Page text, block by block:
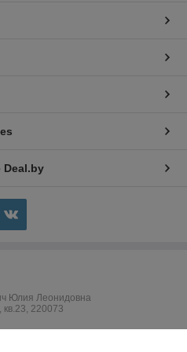
Deal.by
Юлия Леонидовна
кв.23, 220073